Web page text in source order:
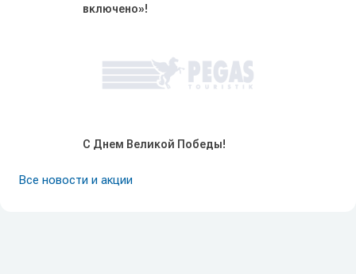
включено»!
С Днем Великой Победы!
Все новости и акции